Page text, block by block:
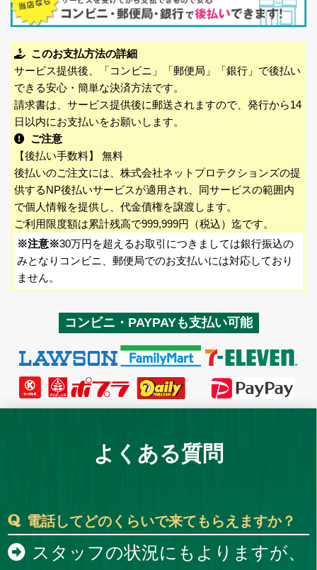
このお支払方法の詳細
サービス提供後、「コンビニ」「郵便局」「銀行」で後払い
できる安心・簡単な決済方法です。
請求書は、サービス提供後に郵送されますので、発行から14
日以内にお支払いをお願いします。
ご注意
【後払い手数料】 無料
後払いのご注文には、株式会社ネットプロテクションズの提
供するNP後払いサービスが適用され、同サービスの範囲内
で個人情報を提供し、代金債権を譲渡します。
ご利用限度額は累計残高で999,999円（税込）迄です。
※注意※30万円を超えるお取引につきましては銀行振込の
みとなりコンビニ、郵便局でのお支払いには対応しており
ません。
コンビニ・PAYPAYも支払い可能
よくある質問
電話してどのくらいで来てもらえますか？
スタッフの状況にもよりますが、